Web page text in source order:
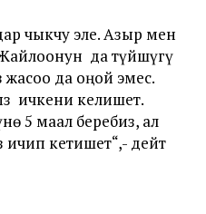
чыкчу эле. Азыр мен
да түйшүгү
да оңой эмес.
ичкени келишет.
5 маал беребиз, ал
кетишет“,- дейт